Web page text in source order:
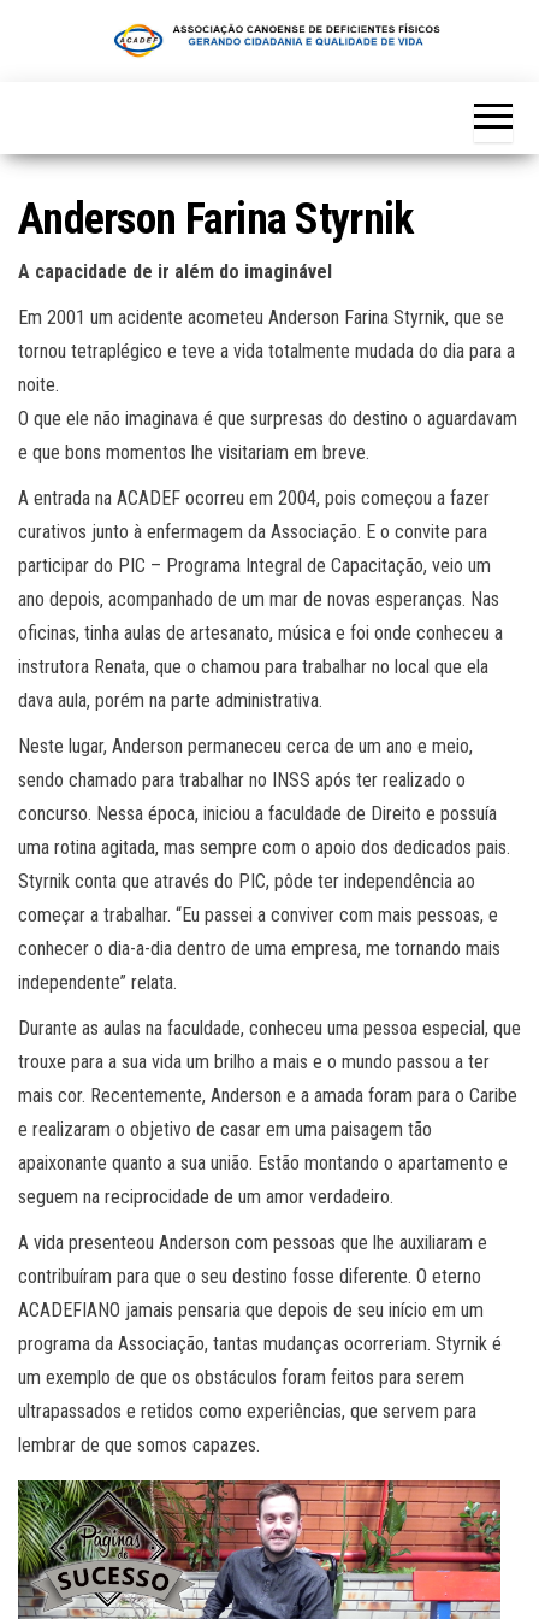
Anderson Farina Styrnik
A capacidade de ir além do imaginável
Em 2001 um acidente acometeu Anderson Farina Styrnik, que se
tornou tetraplégico e teve a vida totalmente mudada do dia para a
noite.
O que ele não imaginava é que surpresas do destino o aguardavam
e que bons momentos lhe visitariam em breve.
A entrada na ACADEF ocorreu em 2004, pois começou a fazer
curativos junto à enfermagem da Associação. E o convite para
participar do PIC – Programa Integral de Capacitação, veio um
ano depois, acompanhado de um mar de novas esperanças. Nas
oficinas, tinha aulas de artesanato, música e foi onde conheceu a
instrutora Renata, que o chamou para trabalhar no local que ela
dava aula, porém na parte administrativa.
Neste lugar, Anderson permaneceu cerca de um ano e meio,
sendo chamado para trabalhar no INSS após ter realizado o
concurso. Nessa época, iniciou a faculdade de Direito e possuía
uma rotina agitada, mas sempre com o apoio dos dedicados pais.
Styrnik conta que através do PIC, pôde ter independência ao
começar a trabalhar. “Eu passei a conviver com mais pessoas, e
conhecer o dia-a-dia dentro de uma empresa, me tornando mais
independente” relata.
Durante as aulas na faculdade, conheceu uma pessoa especial, que
trouxe para a sua vida um brilho a mais e o mundo passou a ter
mais cor. Recentemente, Anderson e a amada foram para o Caribe
e realizaram o objetivo de casar em uma paisagem tão
apaixonante quanto a sua união. Estão montando o apartamento e
seguem na reciprocidade de um amor verdadeiro.
A vida presenteou Anderson com pessoas que lhe auxiliaram e
contribuíram para que o seu destino fosse diferente. O eterno
ACADEFIANO jamais pensaria que depois de seu início em um
programa da Associação, tantas mudanças ocorreriam. Styrnik é
um exemplo de que os obstáculos foram feitos para serem
ultrapassados e retidos como experiências, que servem para
lembrar de que somos capazes.